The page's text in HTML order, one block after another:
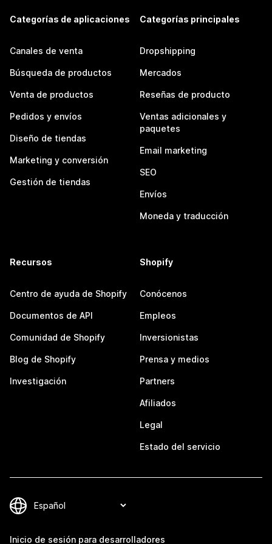
Categorías de aplicaciones
Canales de venta
Búsqueda de productos
Venta de productos
Pedidos y envíos
Diseño de tiendas
Marketing y conversión
Gestión de tiendas
Categorías principales
Dropshipping
Mercados
Reseñas de producto
Ventas adicionales y
paquetes
Email marketing
SEO
Envíos
Moneda y traducción
Recursos
Centro de ayuda de Shopify
Documentos de API
Comunidad de Shopify
Blog de Shopify
Investigación
Shopify
Conócenos
Empleos
Inversionistas
Prensa y medios
Partners
Afiliados
Legal
Estado del servicio
Inicio de sesión para desarrolladores